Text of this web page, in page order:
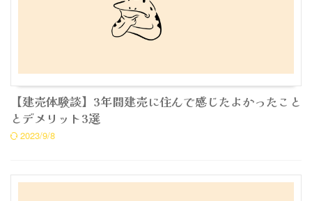
【建売体験談】3年間建売に住んで感じたよかったこと
とデメリット3選
2023/9/8